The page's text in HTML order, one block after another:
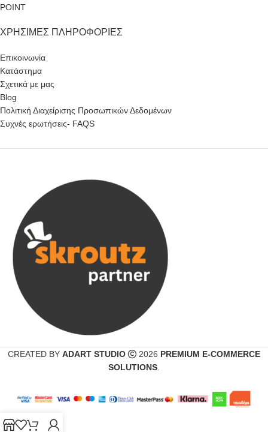
POINT
ΧΡΉΣΙΜΕΣ ΠΛΗΡΟΦΟΡΊΕΣ
Επικοινωνία
Κατάστημα
Σχετικά με μας
Blog
Πολιτική Διαχείρισης Προσωπικών Δεδομένων
Συχνές ερωτήσεις- FAQS
CREATED BY ADART STUDIO 2026 PREMIUM E-COMMERCE
SOLUTIONS.